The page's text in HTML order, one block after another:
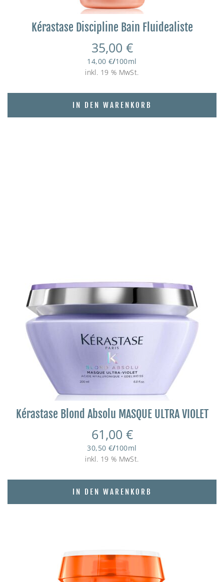
Kérastase Discipline Bain Fluidealiste
35,00 €
14,00 €/100ml
inkl. 19 % MwSt.
IN DEN WARENKORB
Kérastase Blond Absolu MASQUE ULTRA VIOLET
61,00 €
30,50 €/100ml
inkl. 19 % MwSt.
IN DEN WARENKORB